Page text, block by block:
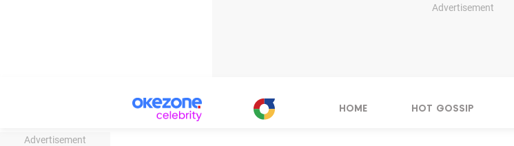
Advertisement
Advertisement
HOME HOT GOSSIP